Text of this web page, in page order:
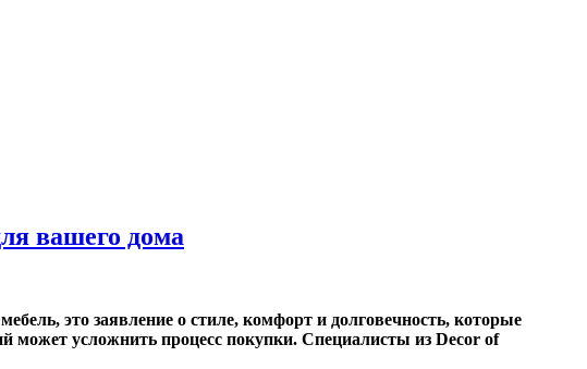
вашего дома
это заявление о стиле, комфорт и долговечность, которые
может усложнить процесс покупки. Специалисты из Decor of